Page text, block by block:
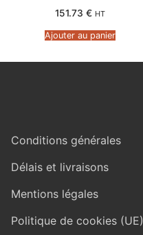
151.73 € HT
Ajouter au panier
Conditions générales
Délais et livraisons
Mentions légales
Politique de cookies (UE)